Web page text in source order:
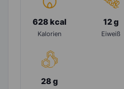
628 kcal
Kalorien
12 g
Eiweiß
28 g